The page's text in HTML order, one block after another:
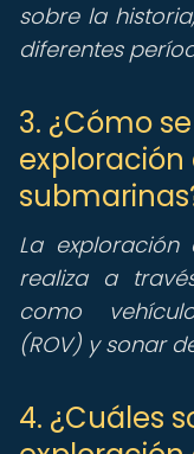
sobre la
diferentes
3. ¿Cómo
La exploración
realiza a
como
(ROV) y sonar
4. ¿Cuáles